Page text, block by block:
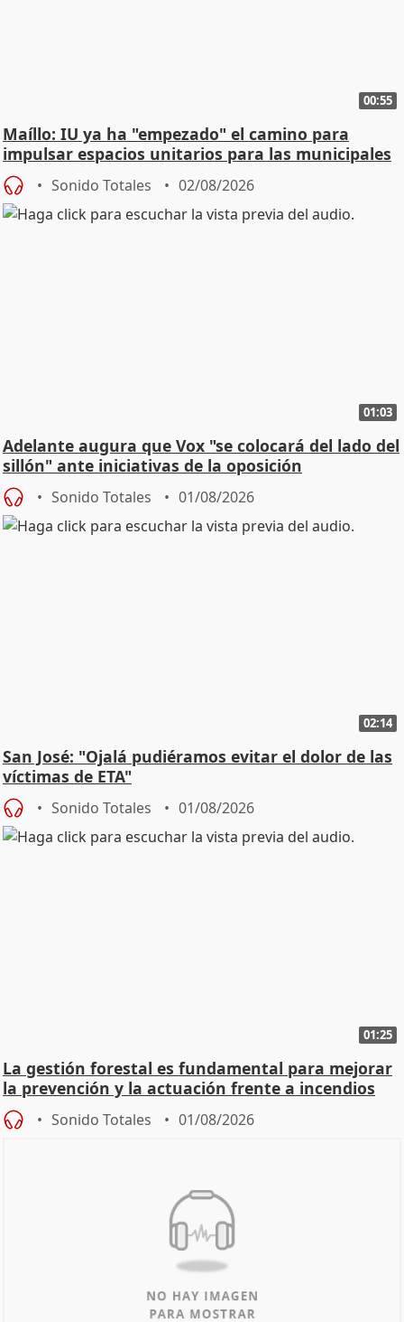
00:55
Maíllo: IU ya ha "empezado" el camino para
impulsar espacios unitarios para las municipales
Sonido Totales 02/08/2026
01:03
Adelante augura que Vox "se colocará del lado del
sillón" ante iniciativas de la oposición
Sonido Totales 01/08/2026
02:14
San José: "Ojalá pudiéramos evitar el dolor de las
víctimas de ETA"
Sonido Totales 01/08/2026
01:25
La gestión forestal es fundamental para mejorar
la prevención y la actuación frente a incendios
Sonido Totales 01/08/2026